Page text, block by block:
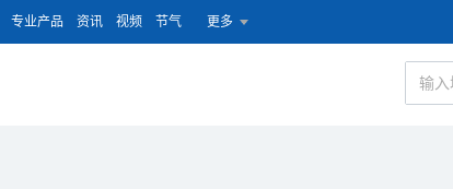
专业产品 资讯 视频 节气 更多